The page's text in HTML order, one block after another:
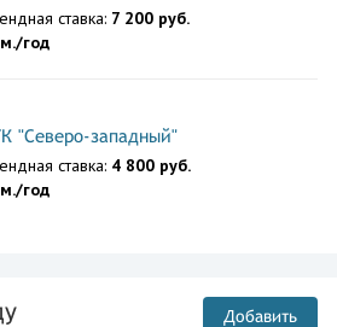
ставка: 7 200 руб.
год
"Северо-западный"
ставка: 4 800 руб.
год
Добавить